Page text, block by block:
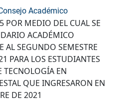
Académico
POR MEDIO DEL CUAL SE
ACADÉMICO
AL SEGUNDO SEMESTRE
PARA LOS ESTUDIANTES
TECNOLOGÍA EN
QUE INGRESARON EN
DE 2021